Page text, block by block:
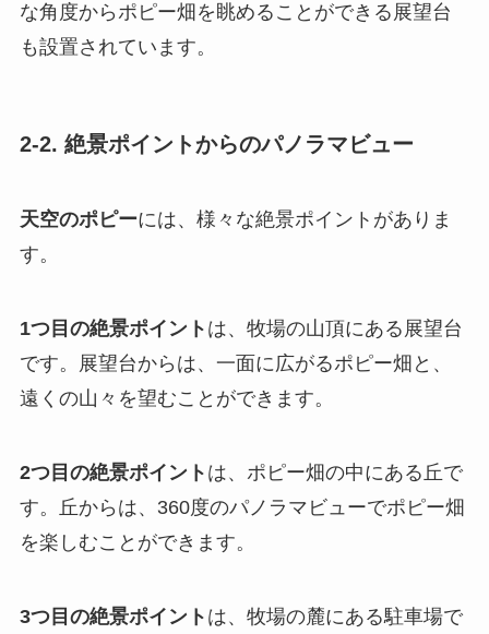
な角度からポピー畑を眺めることができる展望台
も設置されています。
2-2. 絶景ポイントからのパノラマビュー
天空のポピーには、様々な絶景ポイントがありま
す。
1つ目の絶景ポイント は、牧場の山頂にある展望台
です。展望台からは、一面に広がるポピー畑と、
遠くの山々を望むことができます。
2つ目の絶景ポイント は、ポピー畑の中にある丘で
す。丘からは、360度のパノラマビューでポピー畑
を楽しむことができます。
3つ目の絶景ポイント は、牧場の麓にある駐車場で